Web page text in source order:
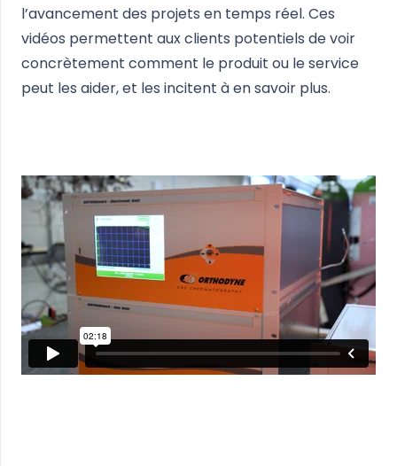
l’avancement des projets en temps réel. Ces
vidéos permettent aux clients potentiels de voir
concrètement comment le produit ou le service
peut les aider, et les incitent à en savoir plus.